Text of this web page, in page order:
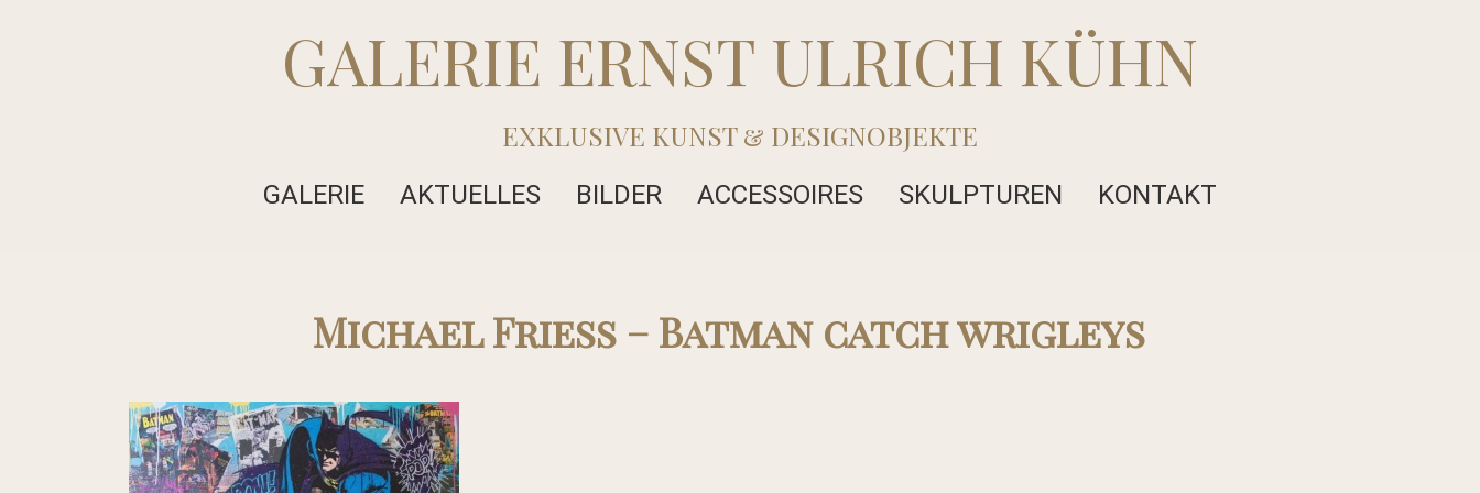
GALERIE ERNST ULRICH KÜHN
EXKLUSIVE KUNST & DESIGNOBJEKTE
GALERIE AKTUELLES BILDER ACCESSOIRES SKULPTUREN KONTAKT
Michael Friess – Batman catch wrigleys